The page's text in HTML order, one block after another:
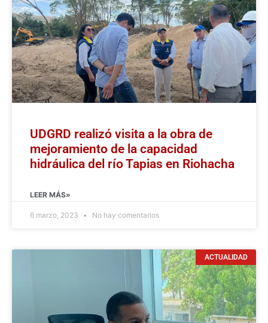
UDGRD realizó visita a la obra de
mejoramiento de la capacidad
hidráulica del río Tapias en Riohacha
LEER MÁS»
6 marzo, 2023 No hay comentarios
ACTUALIDAD